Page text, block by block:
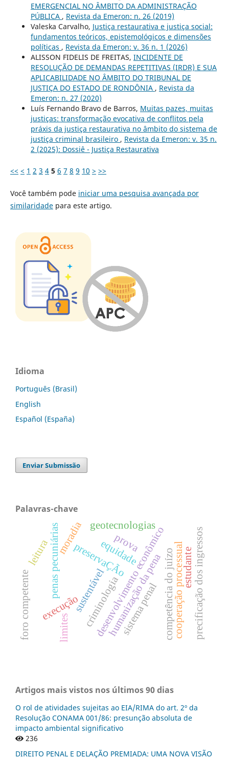
EMERGENCIAL NO ÂMBITO DA ADMINISTRAÇÃO
PÚBLICA , Revista da Emeron: n. 26 (2019)
Valeska Carvalho, Justiça restaurativa e justiça social:
fundamentos teóricos, epistemológicos e dimensões
políticas , Revista da Emeron: v. 36 n. 1 (2026)
ALISSON FIDELIS DE FREITAS, INCIDENTE DE
RESOLUÇÃO DE DEMANDAS REPETITIVAS (IRDR) E SUA
APLICABILIDADE NO ÂMBITO DO TRIBUNAL DE
JUSTIÇA DO ESTADO DE RONDÔNIA , Revista da
Emeron: n. 27 (2020)
Luís Fernando Bravo de Barros, Muitas pazes, muitas
justiças: transformação evocativa de conflitos pela
práxis da justiça restaurativa no âmbito do sistema de
justiça criminal brasileiro , Revista da Emeron: v. 35 n.
2 (2025): Dossiê - Justiça Restaurativa
<< < 1 2 3 4 5 6 7 8 9 10 > >>
Você também pode iniciar uma pesquisa avançada por
similaridadepara este artigo.
Idioma
Português (Brasil)
English
Español (España)
Enviar Submissão
Palavras-chave
penas pecuniárias preservaÇÃo
criminologia
desenvolvimento econômico
sustentável
leitura humanização da pena
moradia
competência do juízo
execução cooperação processual
foro competente sistema penal
equidade
limites
geotecnologias
prova
estudanteprecificação dos ingressos
Artigos mais vistos nos últimos 90 dias
O rol de atividades sujeitas ao EIA/RIMA do art. 2º da
Resolução CONAMA 001/86: presunção absoluta de
impacto ambiental significativo
236
DIREITO PENAL E DELAÇÃO PREMIADA: UMA NOVA VISÃO